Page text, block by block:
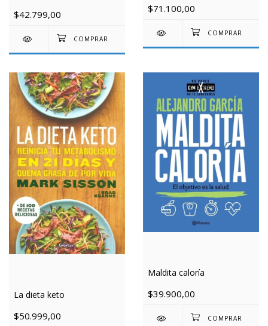
$42.799,00 $71.100,00
La dieta keto
$50.999,00
Maldita caloría
$39.900,00